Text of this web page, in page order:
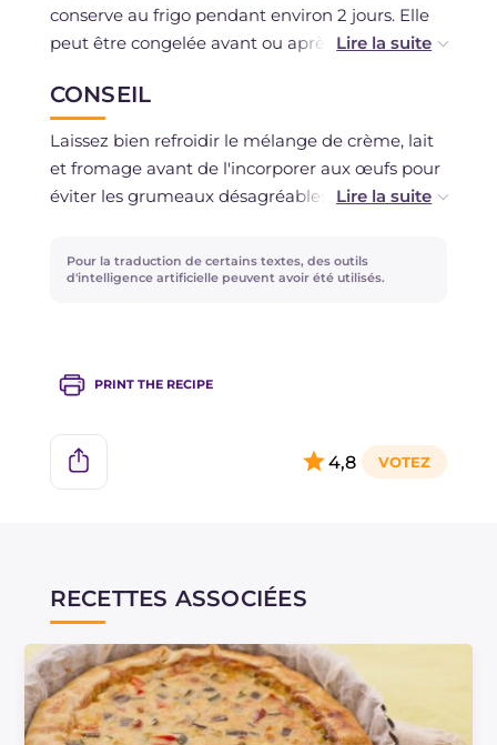
conserve au frigo pendant environ 2 jours. Elle
peut être congelée avant ou après la cuisson
dans un four chaud.
CONSEIL
Laissez bien refroidir le mélange de crème, lait
et fromage avant de l'incorporer aux œufs pour
éviter les grumeaux désagréables. L'Asiago peut
Pour la traduction de certains textes, des outils
d'intelligence artificielle peuvent avoir été utilisés.
PRINT THE RECIPE
4,8
RECETTES ASSOCIÉES